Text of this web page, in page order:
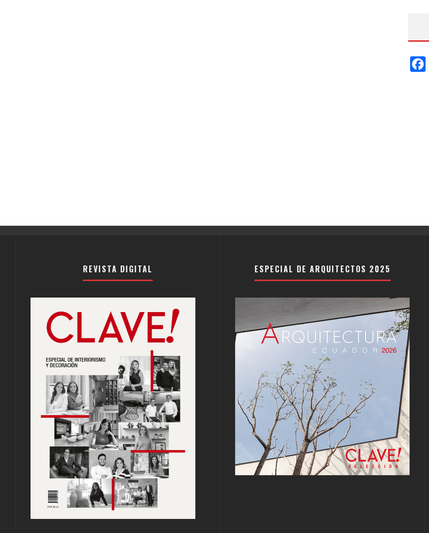
REVISTA DIGITAL ESPECIAL DE ARQUITECTOS 2025